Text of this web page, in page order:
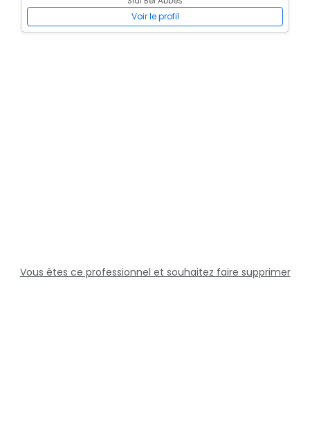
Voir le profil
Vous êtes ce professionnel et souhaitez faire supprimer